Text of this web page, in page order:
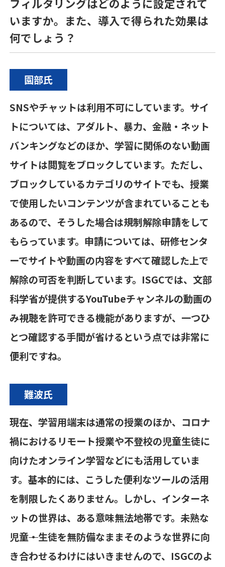
フィルタリングはどのように設定されて
いますか。また、導入で得られた効果は
何でしょう？
園部氏
SNSやチャットは利用不可にしています。サイ
トについては、アダルト、暴力、金融・ネット
バンキングなどのほか、学習に関係のない動画
サイトは閲覧をブロックしています。ただし、
ブロックしているカテゴリのサイトでも、授業
で使用したいコンテンツが含まれていることも
あるので、そうした場合は規制解除申請をして
もらっています。申請については、研修センタ
ーでサイトや動画の内容をすべて確認した上で
解除の可否を判断しています。 ISGCでは、文部
科学省が提供するYouTubeチャンネルの動画の
み視聴を許可できる機能がありますが、一つひ
とつ確認する手間が省けるという点では非常に
便利ですね。
難波氏
現在、学習用端末は通常の授業のほか、コロナ
禍におけるリモート授業や不登校の児童生徒に
向けたオンライン学習などにも活用していま
す。基本的には、こうした便利なツールの活用
を制限したくありません。しかし、インターネ
ットの世界は、ある意味無法地帯です。未熟な
児童・生徒を無防備なままそのような世界に向
き合わせるわけにはいきませんので、 ISGCのよ